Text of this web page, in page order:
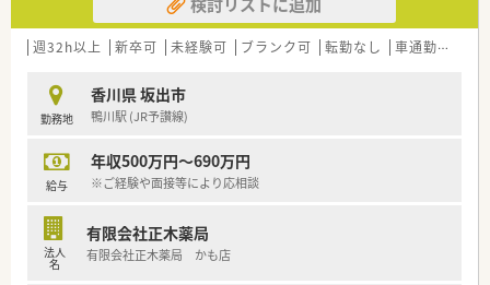
■スポーツファーマシストなどの各種資格取得を積極的に支援
しており、薬剤師としての専門性を高めるための環境が整ってい
ます。
【求人情報について】
■正社員としての募集で想定年収は500万円から550万円となっ
ており、ご本人の経験やスキルを考慮して柔軟に相談に応じま
■昇給は年1回、賞与は前年度実績で計3ヶ月分の支給があるな
ど、日々の頑張りがしっかりと給与に反映される仕組みがありま
ランまで将来を見据えて安心して長く働ける福利厚生が魅力で
す。
週32h以上 新卒可 未経験可 ブランク可 転勤なし 車通勤可
勤務地
香川県 坂出市
鴨川駅 (JR予讃線)
給与
年収500万円～690万円
※ご経験や面接等により応相談
法人
名
有限会社正木薬局
有限会社正木薬局 かも店